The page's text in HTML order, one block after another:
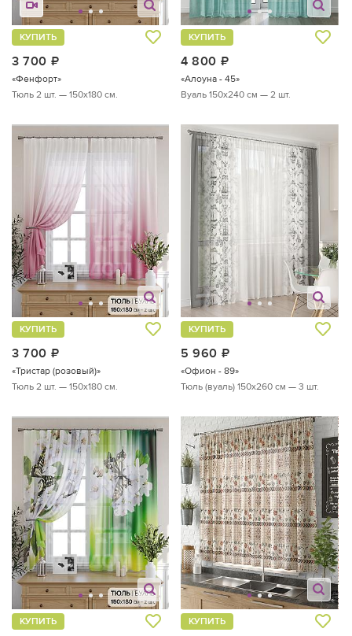
3 700
КУПИТЬ
«Фенфорт»
Тюль 2 шт. — 150х180 см.
4 800
КУПИТЬ
«Алоуна - 45»
Вуаль 150х240 см — 2 шт.
3 700
КУПИТЬ
«Тристар (розовый)»
Тюль 2 шт. — 150х180 см.
5 960
КУПИТЬ
«Офион - 89»
Тюль (вуаль) 150х260 см — 3 шт.
КУПИТЬ КУПИТЬ